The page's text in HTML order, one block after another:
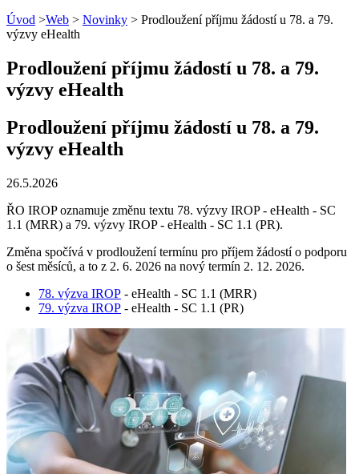
Úvod >Web > Novinky > Prodloužení příjmu žádostí u 78. a 79.
výzvy eHealth
Prodloužení příjmu žádostí u 78. a 79.
výzvy eHealth
Prodloužení příjmu žádostí u 78. a 79.
výzvy eHealth
26.5.2026
ŘO IROP oznamuje změnu textu 78. výzvy IROP - eHealth - SC
1.1 (MRR) a 79. výzvy IROP - eHealth - SC 1.1 (PR).
Změna spočívá v prodloužení termínu pro příjem žádostí o podporu
o šest měsíců, a to z 2. 6. 2026 na nový termín 2. 12. 2026.
78. výzva IROP - eHealth - SC 1.1 (MRR)
79. výzva IROP - eHealth - SC 1.1 (PR)